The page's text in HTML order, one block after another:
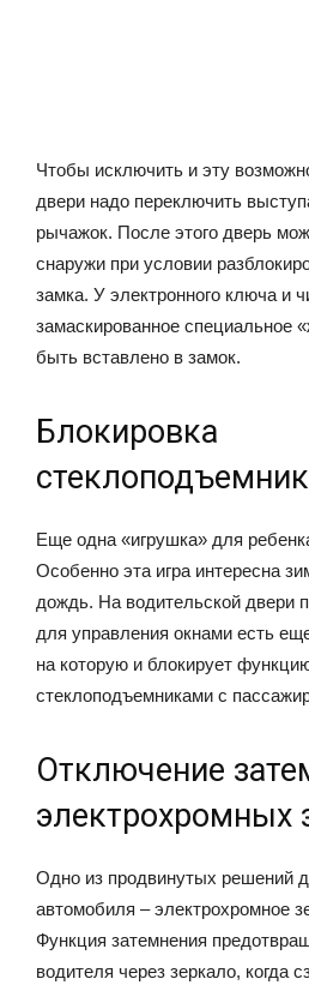
Чтобы исключить и эту
двери надо переключить
рычажок. После этого дверь
снаружи при условии
замка. У электронного ключа и
замаскированное специальное
быть вставлено в замок.
Блокировка
Еще одна «игрушка» для
Особенно эта игра интересна
дождь. На водительской двери
для управления окнами есть
на которую и блокирует
стеклоподъемниками с
Отключение
электрохромных
Одно из продвинутых решений
автомобиля – электрохромное
Функция затемнения
водителя через зеркало, когда